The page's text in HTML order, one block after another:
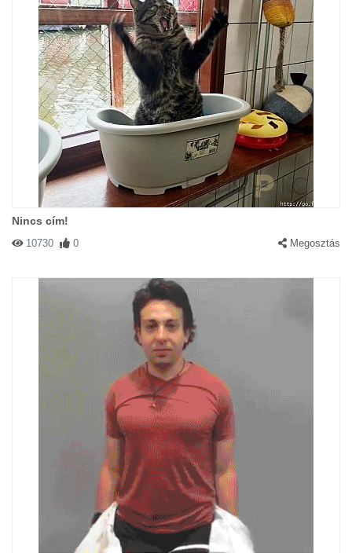
Nincs cím!
10730 0 Megosztás